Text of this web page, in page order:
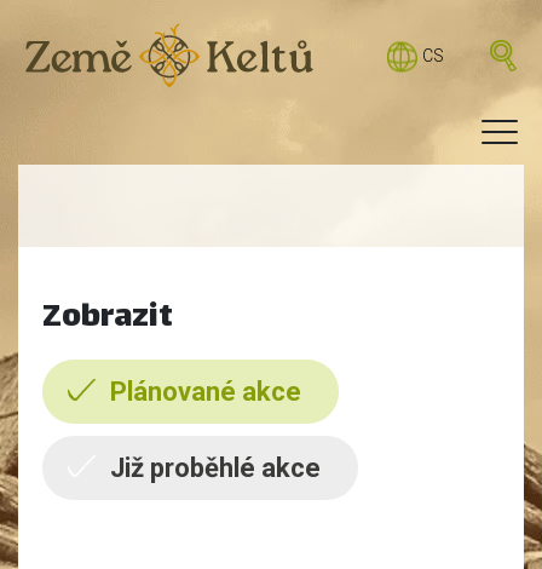
CS
Zobrazit
Plánované akce
Již proběhlé akce